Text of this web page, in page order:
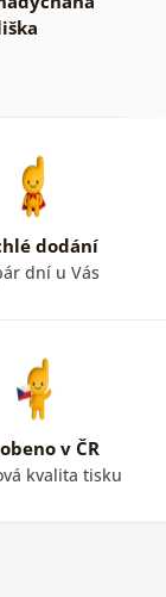
dodání
dní u Vás
v ČR
kvalita tisku